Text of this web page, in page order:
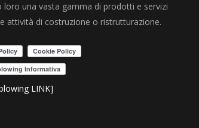
loro una vasta gamma di prodotti e servizi
attività di costruzione o ristrutturazione.
LINK]